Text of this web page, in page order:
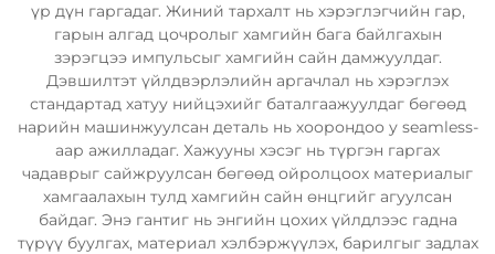
үр дүн гаргадаг. Жиний тархалт нь хэрэглэгчийн гар,
гарын алгад цочролыг хамгийн бага байлгахын
зэрэгцээ импульсыг хамгийн сайн дамжуулдаг.
Дэвшилтэт үйлдвэрлэлийн аргачлал нь хэрэглэх
стандартад хатуу нийцэхийг баталгаажуулдаг бөгөөд
нарийн машинжуулсан деталь нь хоорондоо у seamless-
аар ажилладаг. Хажууны хэсэг нь түргэн гаргах
чадаврыг сайжруулсан бөгөөд ойролцоох материалыг
хамгаалахын тулд хамгийн сайн өнцгийг агуулсан
байдаг. Энэ гантиг нь энгийн цохих үйлдлээс гадна
түрүү буулгах, материал хэлбэржүүлэх, барилгыг задлах